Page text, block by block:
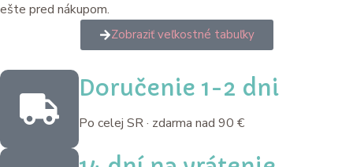
ešte pred nákupom.
Zobraziť veľkostné tabuľky
Doručenie 1-2 dni
Po celej SR · zdarma nad 90 €